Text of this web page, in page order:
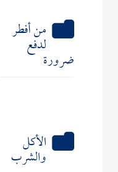
من أفطر
لدفع
ضرورة
الأكل
والشرب